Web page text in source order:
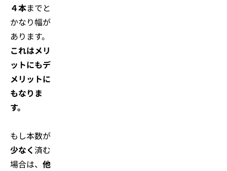
４本までと
かなり幅が
あります。
これはメリ
ットにもデ
メリットに
もなりま
す。
もし本数が
少なく済む
場合は、 他